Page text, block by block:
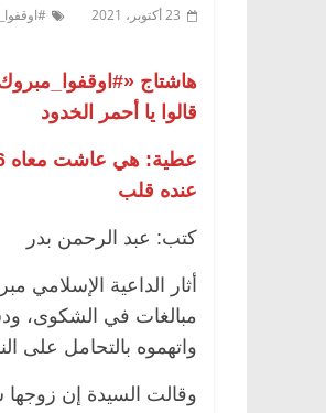
23 أكتوبر، 2021
هاشتاج
قالوا يا أحمر الخدود
عنده قلب
كتب: عبد الرحمن بدر
أثار الداعية
مبالغات في الشكوى،
واتهموه بالتحامل على
وقالت السيدة إن